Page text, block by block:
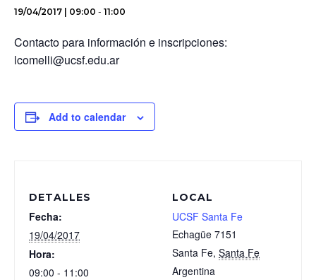
19/04/2017 | 09:00 - 11:00
Contacto para información e inscripciones:
lcomelli@ucsf.edu.ar
Add to calendar
DETALLES
Fecha:
19/04/2017
Hora:
09:00 - 11:00
LOCAL
UCSF Santa Fe
Echagüe 7151
Santa Fe, Santa Fe
Argentina